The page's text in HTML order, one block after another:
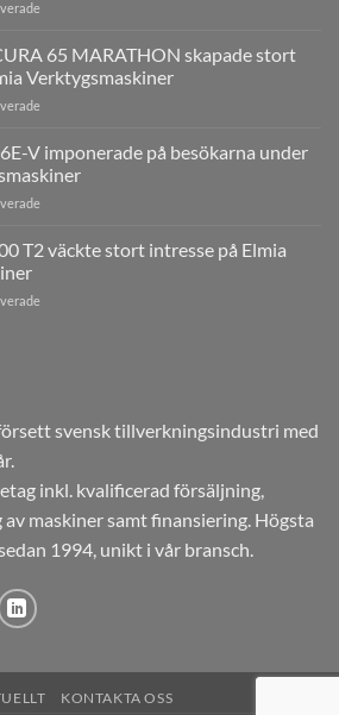
QUASER
MV3
med
installerad
hos
65 MARATHON skapade stort
Verktygsmaskiner
ACURA
65
MARATHON
intresse
V imponerade på besökarna under
B0206E-
V
T2 väckte stort intresse på Elmia
på
Verktygsmaskiner
svensk tillverkningsindustri med
inkl. kvalificerad försäljning,
maskiner samt finansiering. Högsta
1994, unikt i vår bransch.
KONTAKTA OSS